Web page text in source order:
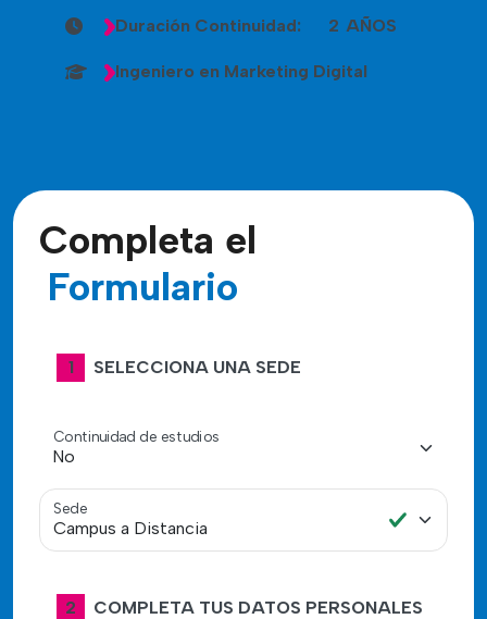
Duración Continuidad: 2 AÑOS
Ingeniero en Marketing Digital
Completa el
Formulario
1 SELECCIONA UNA SEDE
Continuidad de estudios
Sede
2 COMPLETA TUS DATOS PERSONALES